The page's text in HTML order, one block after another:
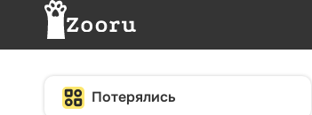
Потерялись